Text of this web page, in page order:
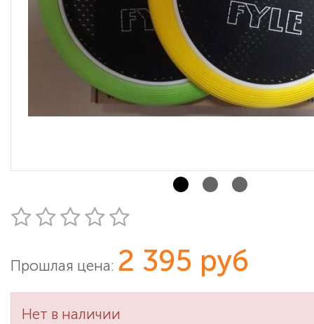
Прошлая цена: 2 395 руб
Нет в наличии